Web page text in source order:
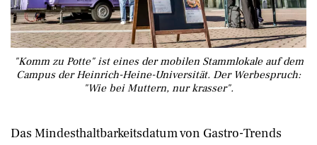
"Komm zu Potte" ist eines der mobilen Stammlokale auf dem
Campus der Heinrich-Heine-Universität. Der Werbespruch:
"Wie bei Muttern, nur krasser".
Das Mindesthaltbarkeitsdatum von Gastro-Trends